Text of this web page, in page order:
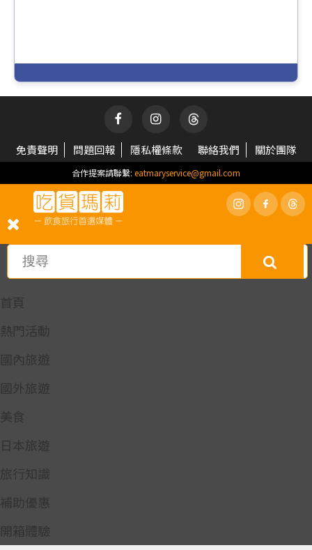
免責聲明 問題回報 隱私權條款 聯絡我們 關於團隊
合作提案請聯繫: eatmaryservice@gmail.com
首頁
熱門活動
國內旅遊
國外旅遊
美食
日本旅遊
旅行知識
補助優惠
開箱體驗